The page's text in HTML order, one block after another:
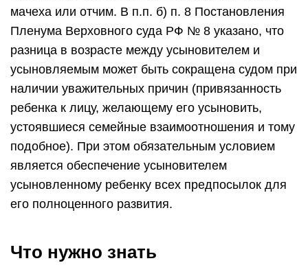
мачеха или отчим. В п.п. б) п. 8 Постановления
Пленума Верховного суда РФ № 8 указано, что
разница в возрасте между усыновителем и
усыновляемым может быть сокращена судом при
наличии уважительных причин (привязанность
ребенка к лицу, желающему его усыновить,
устоявшиеся семейные взаимоотношения и тому
подобное). При этом обязательным условием
является обеспечение усыновителем
усыновленному ребенку всех предпосылок для
его полноценного развития.
Что нужно знать